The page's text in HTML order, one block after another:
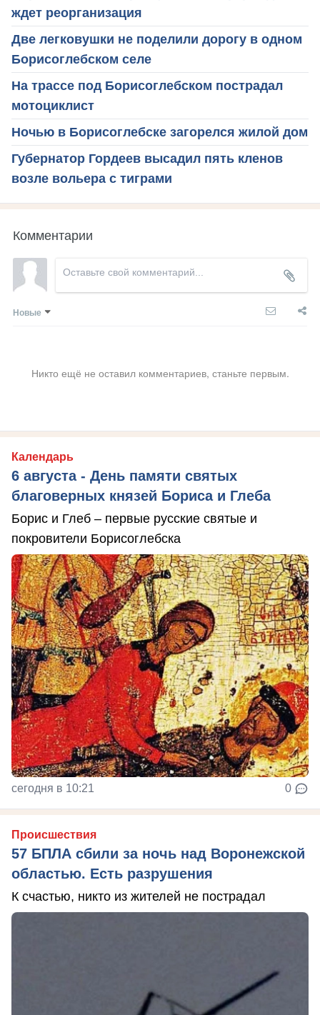
ждет реорганизация
Две легковушки не поделили дорогу в одном
Борисоглебском селе
На трассе под Борисоглебском пострадал
мотоциклист
Ночью в Борисоглебске загорелся жилой дом
Губернатор Гордеев высадил пять кленов
возле вольера с тиграми
Комментарии
Новые
Никто ещё не оставил комментариев, станьте первым.
Календарь
6 августа - День памяти святых
благоверных князей Бориса и Глеба
Борис и Глеб – первые русские святые и
покровители Борисоглебска
сегодня в 10:21 0
Происшествия
57 БПЛА сбили за ночь над Воронежской
областью. Есть разрушения
К счастью, никто из жителей не пострадал